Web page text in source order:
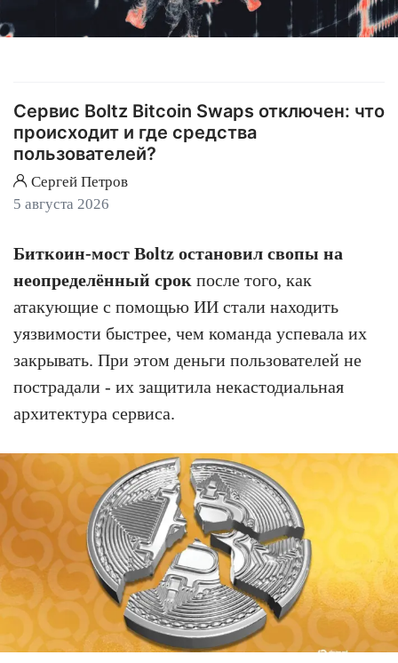
Сервис Boltz Bitcoin Swaps отключен: что
происходит и где средства
пользователей?
Сергей Петров
5 августа 2026
Биткоин-мост Boltz остановил свопы на
неопределённый срок после того, как
атакующие с помощью ИИ стали находить
уязвимости быстрее, чем команда успевала их
закрывать. При этом деньги пользователей не
пострадали - их защитила некастодиальная
архитектура сервиса.